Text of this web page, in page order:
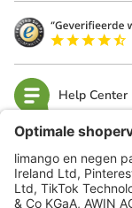
Help Center
limango
Veilig winkelen